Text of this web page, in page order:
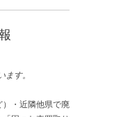
す。
・近隣他県で廃